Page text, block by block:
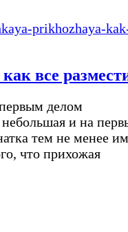
все
делом
и на
тем не менее
что прихожая